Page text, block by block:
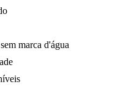
marca d'água